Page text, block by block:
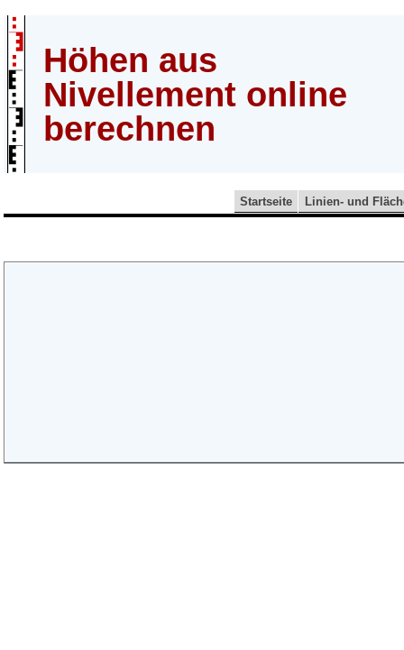
Höhen aus
Nivellement online
berechnen
Startseite Linien- und